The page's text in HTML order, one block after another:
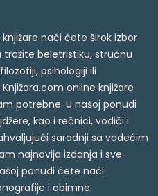
naći ćete širok izbor
tražite beletristiku, stručnu
psihologiji ili
online knjižare
potrebne. U našoj ponudi
kao i rečnici, vodiči i
saradnji sa vodećim
najnovija izdanja i sve
ponudi ćete naći
i obimne